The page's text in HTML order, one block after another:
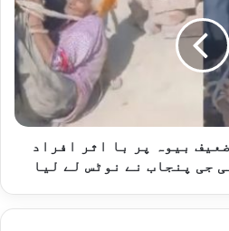
بیوہ پر با اثر افراد
جی پنجاب نے نوٹس لے لیا